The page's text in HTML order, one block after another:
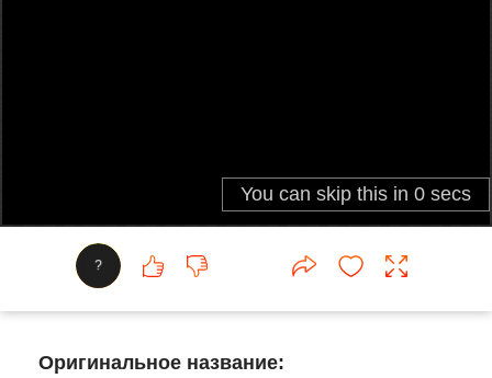
?
Оригинальное название: